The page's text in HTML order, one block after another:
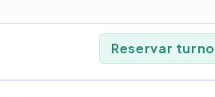
Reservar turno